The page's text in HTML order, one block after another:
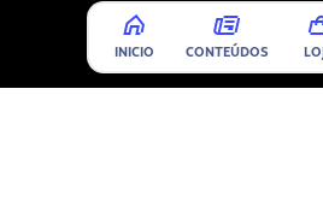
INICIO CONTEÚDOS